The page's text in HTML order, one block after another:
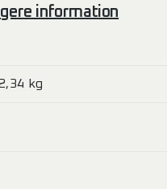
information
kg